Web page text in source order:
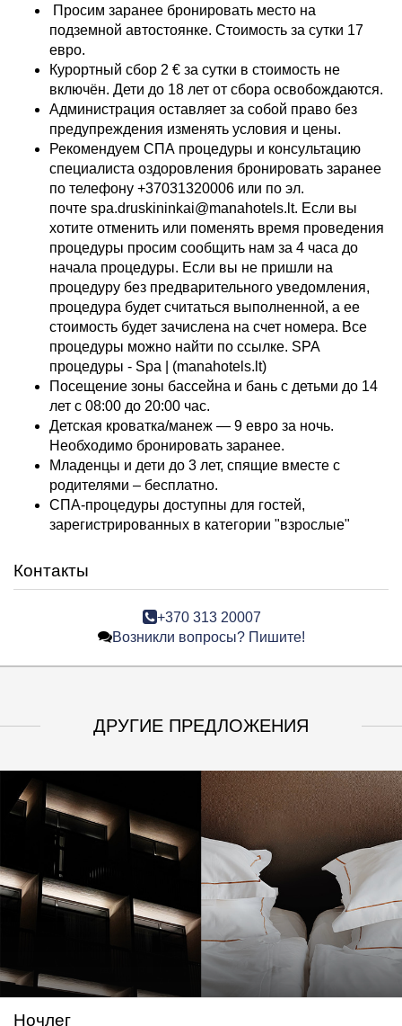
Просим заранее бронировать место на
подземной автостоянке. Стоимость за сутки 17
евро.
Курортный сбор 2 € за сутки в стоимость не
включён. Дети до 18 лет от сбора освобождаются.
Администрация оставляет за собой право без
предупреждения изменять условия и цены.
Рекомендуем СПА процедуры и консультацию
специалиста оздоровления бронировать заранее
по телефону +37031320006 или по эл.
почте spa.druskininkai@manahotels.lt. Если вы
хотите отменить или поменять время проведения
процедуры просим сообщить нам за 4 часа до
начала процедуры. Если вы не пришли на
процедуру без предварительного уведомления,
процедура будет считаться выполненной, а ее
стоимость будет зачислена на счет номера. Все
процедуры можно найти по ссылке. SPA
процедуры - Spa | (manahotels.lt)
Посещение зоны бассейна и бань с детьми до 14
лет с 08:00 до 20:00 час.
Детская кроватка/манеж — 9 евро за ночь.
Необходимо бронировать заранее.
Младенцы и дети до 3 лет, спящие вместе с
родителями – бесплатно.
СПА-процедуры доступны для гостей,
зарегистрированных в категории "взрослые"
Контакты
+370 313 20007
Возникли вопросы? Пишите!
ДРУГИЕ ПРЕДЛОЖЕНИЯ
Ночлег